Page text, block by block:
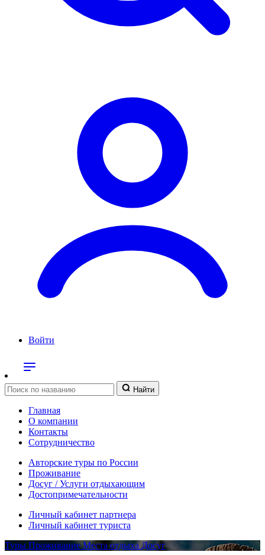
Войти
Найти
Главная
О компании
Контакты
Сотрудничество
Авторские туры по России
Проживание
Досуг / Услуги отдыхающим
Достопримечательности
Личный кабинет партнера
Личный кабинет туриста
Туры ПроживаниеМеста отдыха Досуг